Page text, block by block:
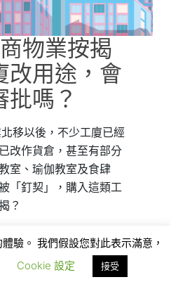
物業按揭
改用途，會
批嗎？
移以後，不少工廈已經
改作貨倉，甚至有部分
室、瑜伽教室及食肆
「釘契」，購入這類工
？
驗。 我們假設您對此表示滿意，
Cookie 設定 接受